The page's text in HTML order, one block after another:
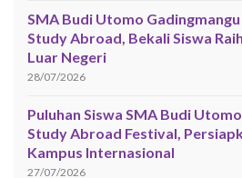
SMA Budi Utomo Gadingmangu
Study Abroad, Bekali Siswa
Luar Negeri
28/07/2026
Puluhan Siswa SMA Budi
Study Abroad Festival,
Kampus Internasional
27/07/2026